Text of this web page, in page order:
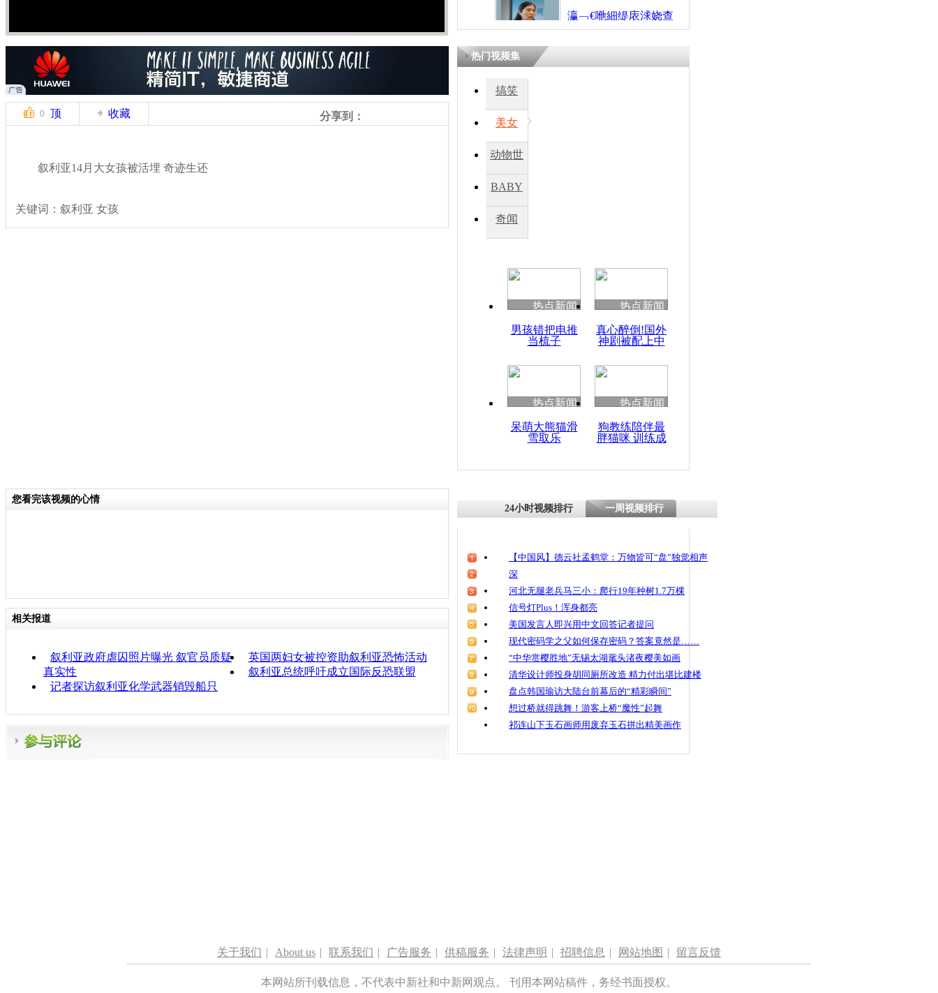
瀛﹁€咃細缇庡浗娆查
€间笢鍗椾簹涓庝腑鍥
熷悎浣� 涓ㄥ浗闄呰
0 顶 收藏 分享到：
叙利亚14月大女孩被活埋 奇迹生还
关键词：叙利亚 女孩
热门视频集
搞笑
美女
动物世
BABY
秀
奇闻
热点新闻
男孩错把电推
当梳子
热点新闻
真心醉倒!国外
神剧被配上中
热点新闻
呆萌大熊猫滑
雪取乐
热点新闻
狗教练陪伴最
胖猫咪 训练成
您看完该视频的心情
相关报道
叙利亚政府虐囚照片曝光 叙官员质疑
真实性
英国两妇女被控资助叙利亚恐怖活动
叙利亚总统呼吁成立国际反恐联盟
记者探访叙利亚化学武器销毁船只
24小时视频排行 一周视频排行
【中国风】德云社孟鹤堂：万物皆可“盘”独觉相声
深
河北无腿老兵马三小：爬行19年种树1.7万棵
信号灯Plus！浑身都亮
美国发言人即兴用中文回答记者提问
现代密码学之父如何保存密码？答案竟然是……
“中华赏樱胜地”无锡太湖鼋头渚夜樱美如画
清华设计师投身胡同厕所改造 精力付出堪比建楼
盘点韩国瑜访大陆台前幕后的“精彩瞬间”
想过桥就得跳舞！游客上桥“魔性”起舞
祁连山下玉石画师用废弃玉石拼出精美画作
关于我们 | About us | 联系我们 | 广告服务 | 供稿服务 | 法律声明 | 招聘信息 | 网站地图 | 留言反馈
本网站所刊载信息，不代表中新社和中新网观点。 刊用本网站稿件，务经书面授权。